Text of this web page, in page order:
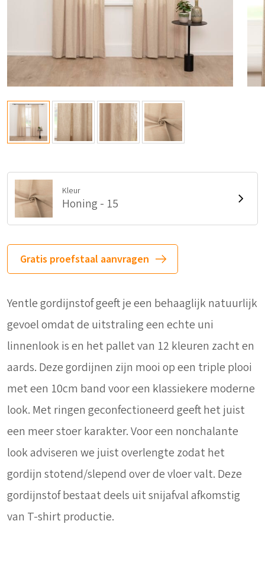
Kleur
Honing - 15
Gratis proefstaal aanvragen
Yentle gordijnstof geeft je een behaaglijk natuurlijk
gevoel omdat de uitstraling een echte uni
linnenlook is en het pallet van 12 kleuren zacht en
aards. Deze gordijnen zijn mooi op een triple plooi
met een 10cm band voor een klassiekere moderne
look. Met ringen geconfectioneerd geeft het juist
een meer stoer karakter. Voor een nonchalante
look adviseren we juist overlengte zodat het
gordijn stotend/slepend over de vloer valt. Deze
gordijnstof bestaat deels uit snijafval afkomstig
van T-shirt productie.